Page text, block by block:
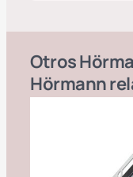
Otros
Hörmann